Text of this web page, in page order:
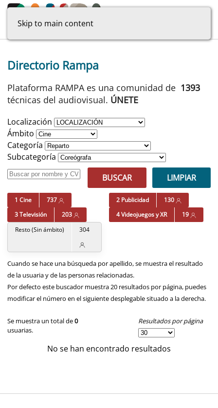
Skip to main content
Directorio Rampa
Plataforma RAMPA es una comunidad de 1393
técnicas del audiovisual. ÚNETE
Localización
Ámbito
Categoría
Subcategoría
BUSCAR
LIMPIAR
1 Cine 737 2 Publicidad
130
3 Televisión
203 4 Videojuegos y XR
19
Resto (Sin ámbito)
304
Cuando se hace una búsqueda por apellido, se muestra el resultado
de la usuaria y de las personas relacionadas.
Por defecto este buscador muestra 20 resultados por página, puedes
modificar el número en el siguiente desplegable situado a la derecha.
Se muestra un total de0
usuarias.
Resultados por página
No se han encontrado resultados